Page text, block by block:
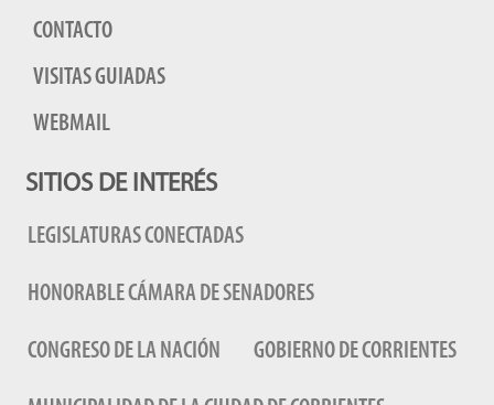
CONTACTO
VISITAS GUIADAS
WEBMAIL
SITIOS DE INTERÉS
LEGISLATURAS CONECTADAS
HONORABLE CÁMARA DE SENADORES
CONGRESO DE LA NACIÓN GOBIERNO DE CORRIENTES